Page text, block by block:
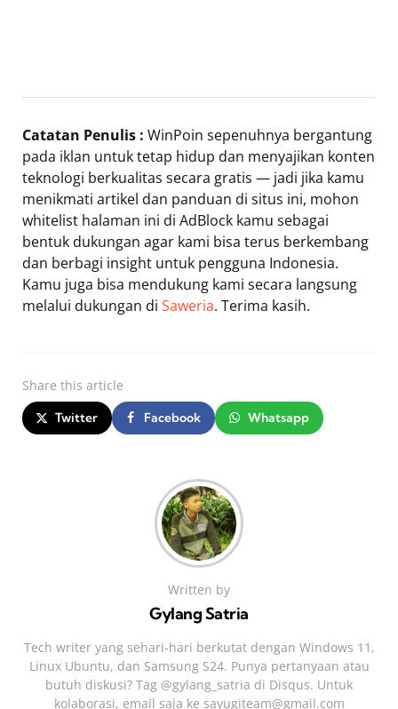
Catatan Penulis : WinPoin sepenuhnya bergantung
pada iklan untuk tetap hidup dan menyajikan konten
teknologi berkualitas secara gratis — jadi jika kamu
menikmati artikel dan panduan di situs ini, mohon
whitelist halaman ini di AdBlock kamu sebagai
bentuk dukungan agar kami bisa terus berkembang
dan berbagi insight untuk pengguna Indonesia.
Kamu juga bisa mendukung kami secara langsung
melalui dukungan di Saweria. Terima kasih.
Share this article
Twitter Facebook Whatsapp
Written by
Gylang Satria
Tech writer yang sehari‑hari berkutat dengan Windows 11,
Linux Ubuntu, dan Samsung S24. Punya pertanyaan atau
butuh diskusi? Tag @gylang_satria di Disqus. Untuk
kolaborasi, email saja ke sayugiteam@gmail.com